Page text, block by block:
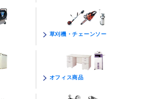
草刈機・チェーンソー
オフィス商品